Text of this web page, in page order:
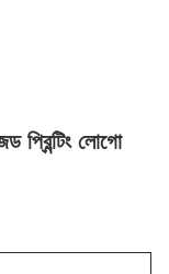
প্রিন্টিং লোগো